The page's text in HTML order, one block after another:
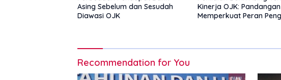
Asing Sebelum dan Sesudah
Diawasi OJK
Kinerja OJK:
Memperkuat Peran
Recommendation for You